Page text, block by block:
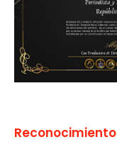
Reconocimiento